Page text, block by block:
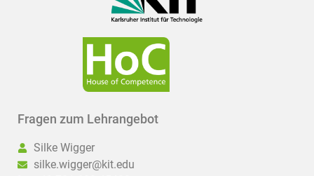
Fragen zum Lehrangebot
Silke Wigger
silke.wigger@kit.edu